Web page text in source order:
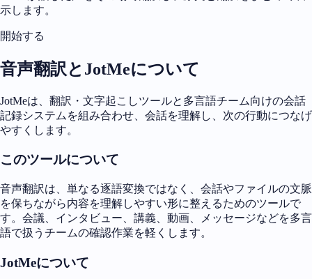
示します。
開始する
音声翻訳とJotMeについて
JotMeは、翻訳・文字起こしツールと多言語チーム向けの会話
記録システムを組み合わせ、会話を理解し、次の行動につなげ
やすくします。
このツールについて
音声翻訳は、単なる逐語変換ではなく、会話やファイルの文脈
を保ちながら内容を理解しやすい形に整えるためのツールで
す。会議、インタビュー、講義、動画、メッセージなどを多言
語で扱うチームの確認作業を軽くします。
JotMeについて